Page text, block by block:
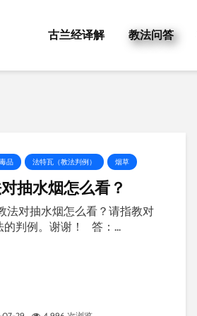
古兰经译解 教法问答
品 法特瓦（教法判例） 烟草
抽水烟怎么看？
法对抽水烟怎么看？请指教对
的判例。谢谢！ 答：...